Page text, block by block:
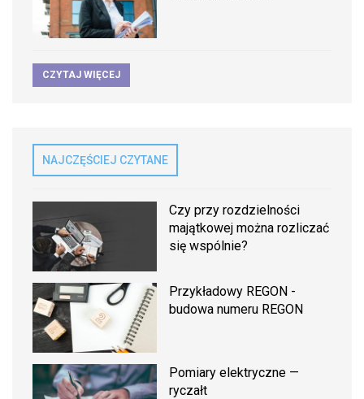
CZYTAJ WIĘCEJ
NAJCZĘŚCIEJ CZYTANE
Czy przy rozdzielności
majątkowej można rozliczać
się wspólnie?
Przykładowy REGON -
budowa numeru REGON
Pomiary elektryczne —
ryczałt